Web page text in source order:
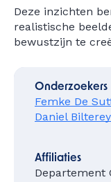
Deze inzichten
realistische
bewustzijn te
Onderzoekers
Femke De
Daniel
Affiliaties
Departement